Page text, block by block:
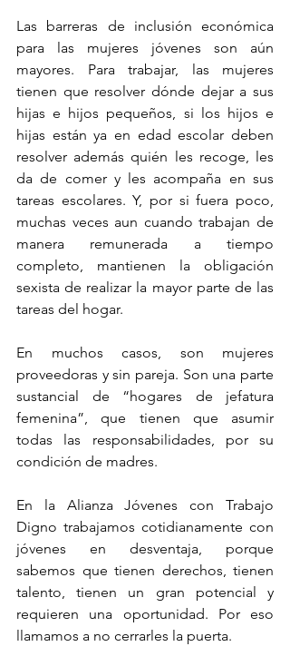
Las barreras de inclusión económica
para las mujeres jóvenes son aún
mayores. Para trabajar, las mujeres
tienen que resolver dónde dejar a sus
hijas e hijos pequeños, si los hijos e
hijas están ya en edad escolar deben
resolver además quién les recoge, les
da de comer y les acompaña en sus
tareas escolares. Y, por si fuera poco,
muchas veces aun cuando trabajan de
manera remunerada a tiempo
completo, mantienen la obligación
sexista de realizar la mayor parte de las
tareas del hogar.
En muchos casos, son mujeres
proveedoras y sin pareja. Son una parte
sustancial de “hogares de jefatura
femenina”, que tienen que asumir
todas las responsabilidades, por su
condición de madres.
En la Alianza Jóvenes con Trabajo
Digno trabajamos cotidianamente con
jóvenes en desventaja, porque
sabemos que tienen derechos, tienen
talento, tienen un gran potencial y
requieren una oportunidad. Por eso
llamamos a no cerrarles la puerta.